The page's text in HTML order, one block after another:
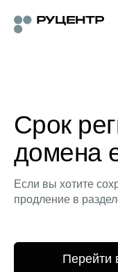
Срок
домена
Если вы хотите
продление в
Перейти